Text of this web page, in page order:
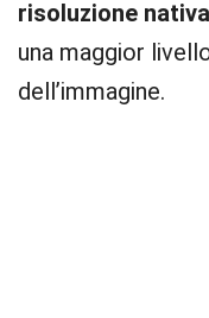
risoluzione
una maggior
dell’immagine.